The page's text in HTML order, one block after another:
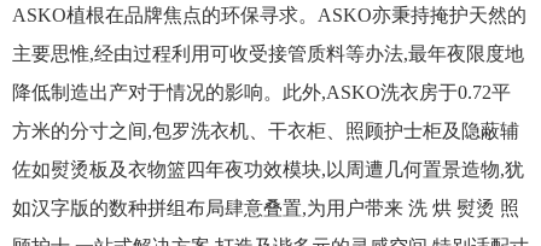
ASKO植根在品牌焦点的环保寻求。ASKO亦秉持掩护天然的
主要思惟,经由过程利用可收受接管质料等办法,最年夜限度地
降低制造出产对于情况的影响。此外,ASKO洗衣房于0.72平
方米的分寸之间,包罗洗衣机、干衣柜、照顾护士柜及隐蔽辅
佐如熨烫板及衣物篮四年夜功效模块,以周遭几何置景造物,犹
如汉字版的数种拼组布局肆意叠置,为用户带来 洗 烘 熨烫 照